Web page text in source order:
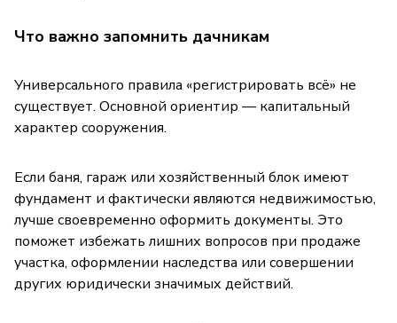
Что важно запомнить дачникам
Универсального правила «регистрировать всё» не
существует. Основной ориентир — капитальный
характер сооружения.
Если баня, гараж или хозяйственный блок имеют
фундамент и фактически являются недвижимостью,
лучше своевременно оформить документы. Это
поможет избежать лишних вопросов при продаже
участка, оформлении наследства или совершении
других юридически значимых действий.